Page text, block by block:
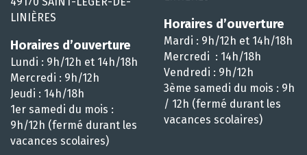
LINIÈRES
Horaires d’ouverture
Lundi : 9h/12h et 14h/18h
Mercredi : 9h/12h
Jeudi : 14h/18h
1er samedi du mois :
9h/12h (fermé durant les
vacances scolaires)
Horaires d’ouverture
Mardi : 9h/12h et 14h/18h
Mercredi : 14h/18h
Vendredi : 9h/12h
3ème samedi du mois : 9h
/ 12h (fermé durant les
vacances scolaires)